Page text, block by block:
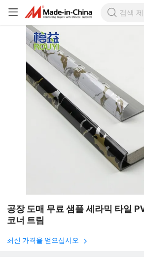
공장 도매 무료 샘플 세라믹 타일
코너 트림
최신 가격을 얻으십시오